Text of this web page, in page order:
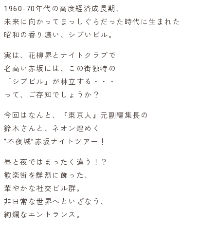
1960-70年代の高度経済成長期、
未来に向かってまっしぐらだった時代に生まれた
昭和の香り濃い、シブいビル。
実は、花柳界とナイトクラブで
名高い赤坂には、この街独特の
「シブビル」が林立する・・・
って、ご存知でしょうか？
今回はなんと、『東京人』元副編集長の
鈴木さんと、ネオン煌めく
“不夜城”赤坂ナイトツアー！
昼と夜ではまったく違う！？
歓楽街を鮮烈に飾った、
華やかな社交ビル群。
非日常な世界へといざなう、
絢爛なエントランス。